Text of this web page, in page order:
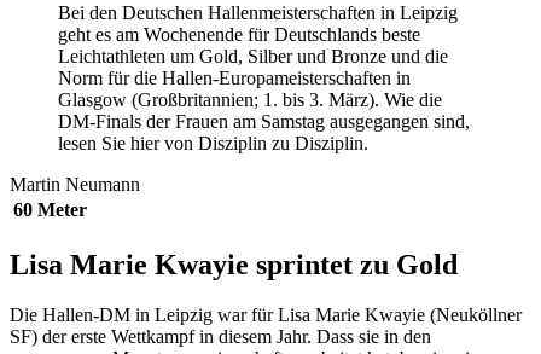
Bei den Deutschen Hallenmeisterschaften in Leipzig
geht es am Wochenende für Deutschlands beste
Leichtathleten um Gold, Silber und Bronze und die
Norm für die Hallen-Europameisterschaften in
Glasgow (Großbritannien; 1. bis 3. März). Wie die
DM-Finals der Frauen am Samstag ausgegangen sind,
lesen Sie hier von Disziplin zu Disziplin.
Martin Neumann
60 Meter
Lisa Marie Kwayie sprintet zu Gold
Die Hallen-DM in Leipzig war für Lisa Marie Kwayie (Neuköllner
SF) der erste Wettkampf in diesem Jahr. Dass sie in den